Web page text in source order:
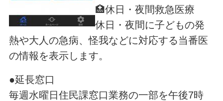
🏥休日・夜間救急医療
休日・夜間に子どもの発
熱や大人の急病、怪我などに対応する当番医
の情報を表示します。
●延長窓口
毎週水曜日住民課窓口業務の一部を午後7時